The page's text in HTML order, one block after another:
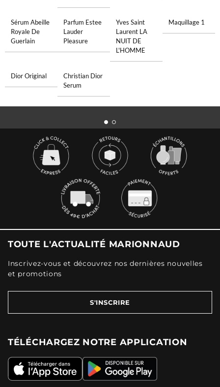
Sérum Abeille
Royale De
Guerlain
Parfum Estee
Lauder
Pleasure
Yves Saint
Laurent LA
NUIT DE
L'HOMME
Maquillage 1
Dior Original
Christian Dior
Serum
TOUTE L'ACTUALITÉ MARIONNAUD
Inscrivez-vous et découvrez nos dernières nouvelles
et promotions
S'INSCRIRE
TÉLÉCHARGEZ NOTRE APPLICATION